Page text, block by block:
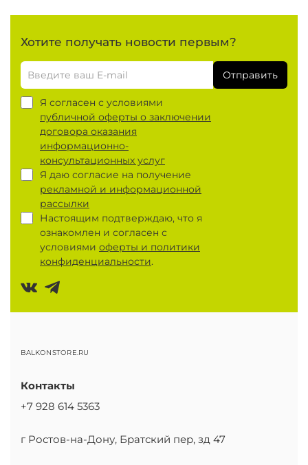
Хотите получать новости первым?
Отправить
Я согласен с условиями
публичной оферты о заключении
договора оказания
информационно-
консультационных услуг
Я даю согласие на получение
рекламной и информационной
рассылки
Настоящим подтверждаю, что я
ознакомлен и согласен с
условиями оферты и политики
конфиденциальности.
BALKONSTORE.RU
Контакты
+7 928 614 5363
г Ростов-на-Дону, Братский пер, зд 47